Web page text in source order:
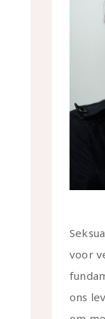
voor
ons